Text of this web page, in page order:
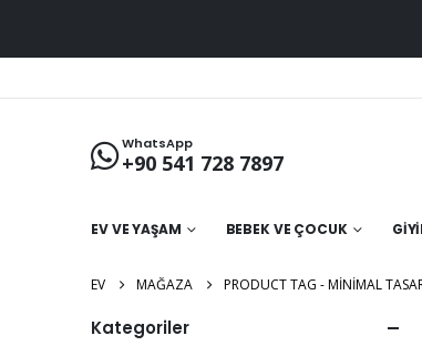
WhatsApp
+90 541 728 7897
EV VE YAŞAM BEBEK VE ÇOCUK
EV MAĞAZA PRODUCT TAG -MINIMAL
Kategoriler